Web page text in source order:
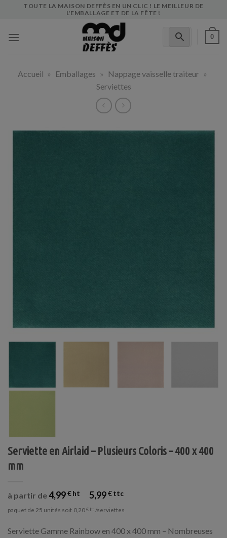
TOUTE LA MAISON DEFFÈS EN UN CLIC ! LE MEILLEUR DE
L'EMBALLAGE ET DE LA FÊTE !
0
Accueil » Emballages » Nappage vaisselle traiteur »
Serviettes
Serviette en Airlaid – Plusieurs Coloris – 400 x 400
mm
à partir de4,99€ 5,99€
paquet de 25 unités soit 0,20€ /serviettes
Serviette Gamme Rainbow en 400 x 400 mm – Nombreuses